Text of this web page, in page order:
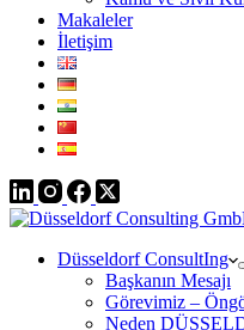
Makaleler
İletişim
Düsseldorf ConsultIng
Başkanın Mesajı
Görevimiz –
Neden